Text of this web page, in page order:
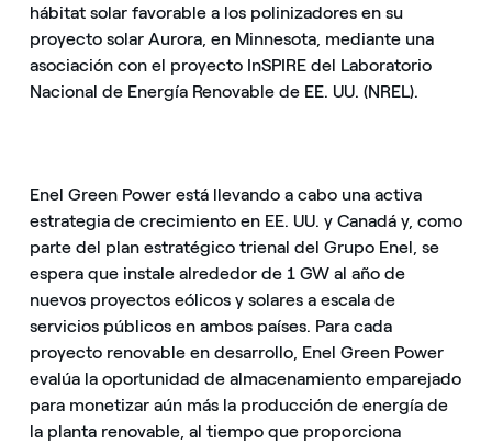
hábitat solar favorable a los polinizadores en su
proyecto solar Aurora, en Minnesota, mediante una
asociación con el proyecto InSPIRE del Laboratorio
Nacional de Energía Renovable de EE. UU. (NREL).
Enel Green Power está llevando a cabo una activa
estrategia de crecimiento en EE. UU. y Canadá y, como
parte del plan estratégico trienal del Grupo Enel, se
espera que instale alrededor de 1 GW al año de
nuevos proyectos eólicos y solares a escala de
servicios públicos en ambos países. Para cada
proyecto renovable en desarrollo, Enel Green Power
evalúa la oportunidad de almacenamiento emparejado
para monetizar aún más la producción de energía de
la planta renovable, al tiempo que proporciona